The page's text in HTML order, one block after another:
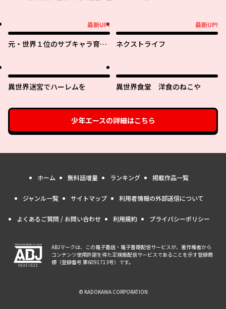
最新UP!
元・世界１位のサブキャラ育成
最新UP!
ネクストライフ
異世界迷宮でハーレムを 異世界食堂 洋食のねこや
少年エースの詳細はこちら
ホーム 無料話増量 ランキング 掲載作品一覧
ジャンル一覧 サイトマップ 利用者情報の外部送信について
よくあるご質問 / お問い合わせ 利用規約 プライバシーポリシー
ABJマークは、この電子書店・電子書籍配信サービスが、著作権者から
コンテンツ使用許諾を得た正規版配信サービスであることを示す登録商
標（登録番号 第6091713号）です。
© KADOKAWA CORPORATION